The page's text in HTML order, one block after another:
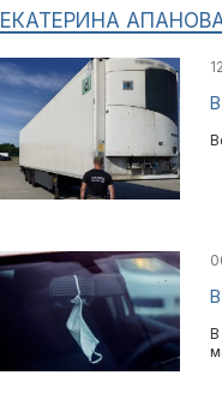
ЕКАТЕРИНА
В